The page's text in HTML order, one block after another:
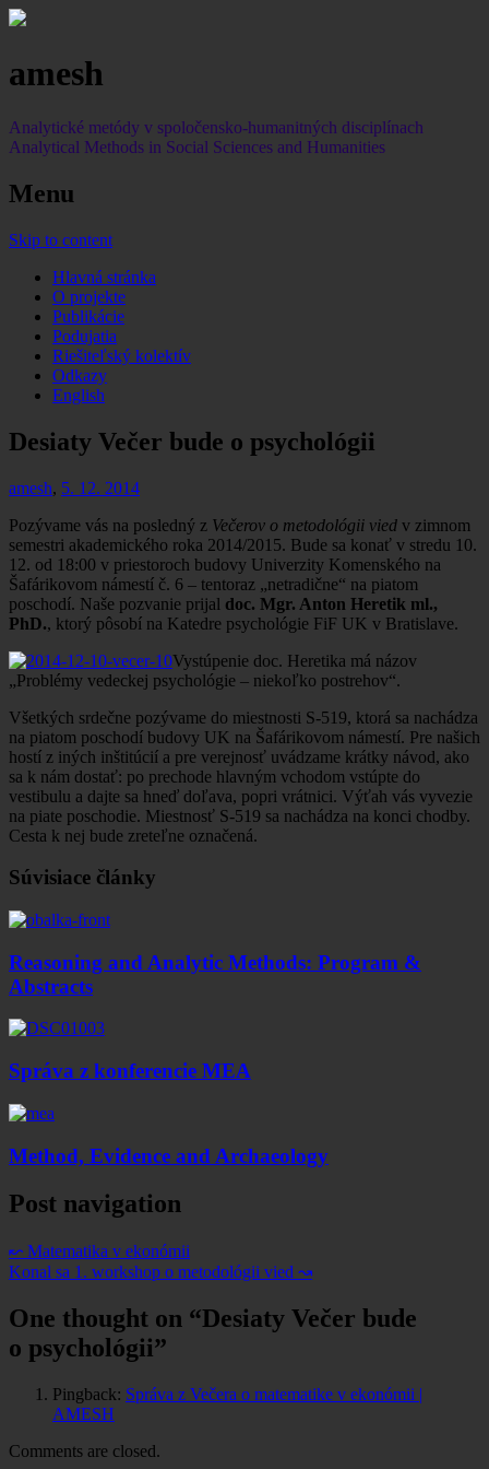
amesh
Analytické metódy v spoločensko-humanitných disciplínach
Analytical Methods in Social Sciences and Humanities
Menu
Skip to content
Hlavná stránka
O projekte
Publikácie
Podujatia
Riešiteľský kolektív
Odkazy
English
Desiaty Večer bude o psychológii
amesh, 5. 12. 2014
Pozývame vás na posledný z Večerov o metodológii vied v zimnom
semestri akademického roka 2014/2015. Bude sa konať v stredu 10.
12. od 18:00 v priestoroch budovy Univerzity Komenského na
Šafárikovom námestí č. 6 ­– tentoraz „netradične“ na piatom
poschodí. Naše pozvanie prijal doc. Mgr. Anton Heretik ml.,
PhD., ktorý pôsobí na Katedre psychológie FiF UK v Bratislave.
Vystúpenie doc. Heretika má názov
„Problémy vedeckej psychológie – niekoľko postrehov“.
Všetkých srdečne pozývame do miestnosti S-519, ktorá sa nachádza
na piatom poschodí budovy UK na Šafárikovom námestí. Pre našich
hostí z iných inštitúcií a pre verejnosť uvádzame krátky návod, ako
sa k nám dostať: po prechode hlavným vchodom vstúpte do
vestibulu a dajte sa hneď doľava, popri vrátnici. Výťah vás vyvezie
na piate poschodie. Miestnosť S-519 sa nachádza na konci chodby.
Cesta k nej bude zreteľne označená.
Súvisiace články
Reasoning and Analytic Methods: Program &
Abstracts
Správa z konferencie MEA
Method, Evidence and Archaeology
Post navigation
↜ Matematika v ekonómii
Konal sa 1. workshop o metodológii vied ↝
One thought on “Desiaty Večer bude
o psychológii”
Pingback: Správa z Večera o matematike v ekonómii |
AMESH
Comments are closed.